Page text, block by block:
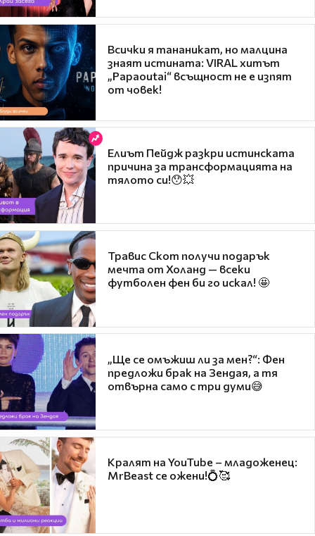
Всички я тананикат, но малцина
знаят истината: VIRAL хитът
„Papaoutai“ всъщност не е изпят
от човек!
Елиът Пейдж разкри истинската
причина за трансформацията на
тялото си!😯💥
Травис Скот получи подарък
мечта от Холанд — всеки
футболен фен би го искал! 🤩
„Ще се омъжиш ли за мен?“: Фен
предложи брак на Зендая, а тя
отвърна само с три думи😅
Кралят на YouTube – младоженец:
MrBeast се ожени!💍🥰